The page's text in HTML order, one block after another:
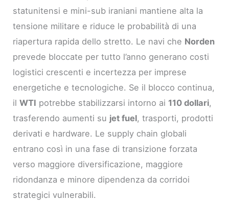
statunitensi e mini-sub iraniani mantiene alta la
tensione militare e riduce le probabilità di una
riapertura rapida dello stretto. Le navi che Norden
prevede bloccate per tutto l’anno generano costi
logistici crescenti e incertezza per imprese
energetiche e tecnologiche. Se il blocco continua,
ilWTI potrebbe stabilizzarsi intorno ai 110 dollari,
trasferendo aumenti su jet fuel, trasporti, prodotti
derivati e hardware. Le supply chain globali
entrano così in una fase di transizione forzata
verso maggiore diversificazione, maggiore
ridondanza e minore dipendenza da corridoi
strategici vulnerabili.